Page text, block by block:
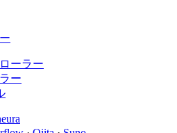
ーラー
ー